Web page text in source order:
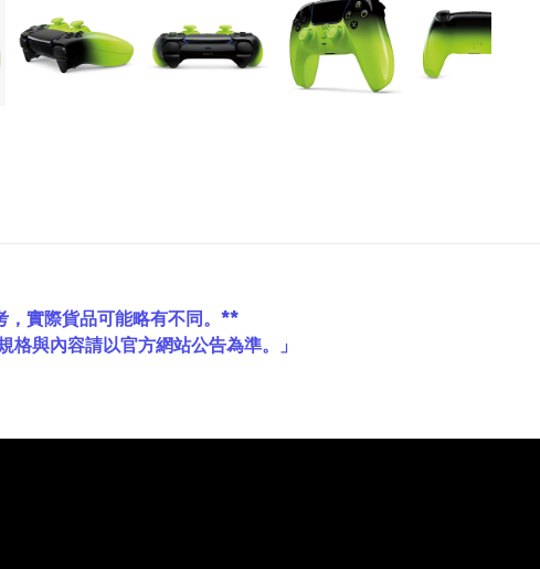
，實際貨品可能略有不同。**
格與內容請以官方網站公告為準。」